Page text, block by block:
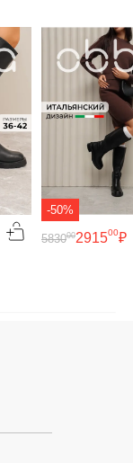
-50%
291500₽
583000